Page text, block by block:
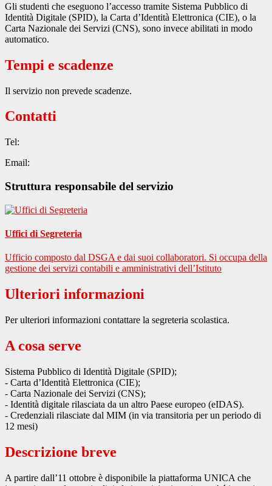
Gli studenti che eseguono l’accesso tramite Sistema Pubblico di
Identità Digitale (SPID), la Carta d’Identità Elettronica (CIE), o la
Carta Nazionale dei Servizi (CNS), sono invece abilitati in modo
automatico.
Tempi e scadenze
Il servizio non prevede scadenze.
Contatti
Tel:
Email:
Struttura responsabile del servizio
Uffici di Segreteria
Ufficio composto dal DSGA e dai suoi collaboratori. Si occupa della
gestione dei servizi contabili e amministrativi dell’Istituto
Ulteriori informazioni
Per ulteriori informazioni contattare la segreteria scolastica.
A cosa serve
Sistema Pubblico di Identità Digitale (SPID);
- Carta d’Identità Elettronica (CIE);
- Carta Nazionale dei Servizi (CNS);
- Identità digitale rilasciata da un altro Paese europeo (eIDAS).
- Credenziali rilasciate dal MIM (in via transitoria per un periodo di
12 mesi)
Descrizione breve
A partire dall’11 ottobre è disponibile la piattaforma UNICA che